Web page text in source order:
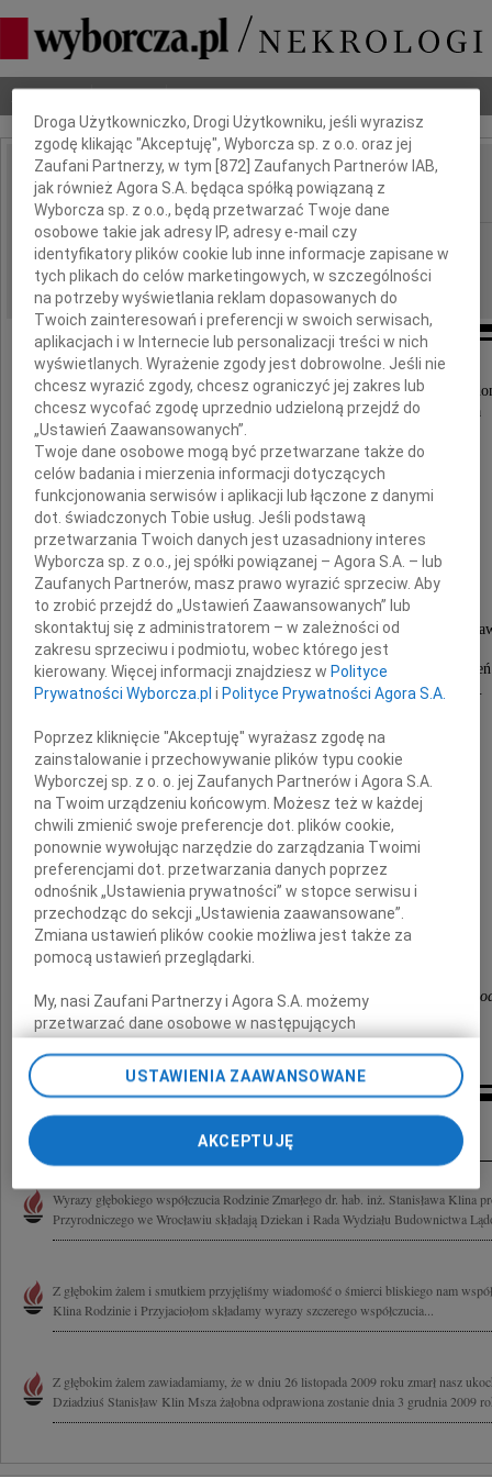
Nekrologi Odeszli Poradnik pogrzebowy
IMIĘ I NAZWISKO: Stanisław Klin
REGION: Wrocław
DATA EMISJI: 01.12.2009
Z prawdziwym żalem i smutkiem przyjęliśmy
o śmierci naszego Kolegi i Współpracownika
dr. hab. inż.
Stanisława Klina
profesora Uniwersytetu Przyrodniczego we
nieodżałowanego nauczyciela i wychowawcy wielu
wybitnego specjalisty z zakresu budownictwa.
Rodzinie i Najbliższym
składamy
wyrazy szczerego współczucia
Dyrektor, koledzy i współpracownicy
z Instytutu Inżynierii Środowiska
Wydziału Inżynierii Kształtowania Środowiska i
Uniwersytetu Przyrodniczego we Wrocławiu
Inne kondolencje
Wyrazy głębokiego współczucia Rodzinie Zmarłego dr. hab. inż. Stanisława Klina
Przyrodniczego we Wrocławiu składają Dziekan i Rada Wydziału Budownictwa
Z głębokim żalem i smutkiem przyjęliśmy wiadomość o śmierci bliskiego nam
Klina Rodzinie i Przyjaciołom składamy wyrazy szczerego współczucia...
Z głębokim żalem zawiadamiamy, że w dniu 26 listopada 2009 roku zmarł nasz
Dziadziuś Stanisław Klin Msza żałobna odprawiona zostanie dnia 3 grudnia 2009
Dbamy o Twoją prywatność
Droga Użytkowniczko, Drogi Użytkowniku, jeśli wyrazisz
zgodę klikając "Akceptuję", Wyborcza sp. z o.o. oraz jej
Zaufani Partnerzy, w tym [872 ] Zaufanych Partnerów IAB,
jak również Agora S.A. będąca spółką powiązaną z
Wyborcza sp. z o.o., będą przetwarzać Twoje dane
osobowe takie jak adresy IP, adresy e-mail czy
identyfikatory plików cookie lub inne informacje zapisane w
tych plikach do celów marketingowych, w szczególności
na potrzeby wyświetlania reklam dopasowanych do
Twoich zainteresowań i preferencji w swoich serwisach,
aplikacjach i w Internecie lub personalizacji treści w nich
wyświetlanych. Wyrażenie zgody jest dobrowolne. Jeśli nie
chcesz wyrazić zgody, chcesz ograniczyć jej zakres lub
chcesz wycofać zgodę uprzednio udzieloną przejdź do
„Ustawień Zaawansowanych”.
Twoje dane osobowe mogą być przetwarzane także do
celów badania i mierzenia informacji dotyczących
funkcjonowania serwisów i aplikacji lub łączone z danymi
dot. świadczonych Tobie usług. Jeśli podstawą
przetwarzania Twoich danych jest uzasadniony interes
Wyborcza sp. z o.o., jej spółki powiązanej – Agora S.A. – lub
Zaufanych Partnerów, masz prawo wyrazić sprzeciw. Aby
to zrobić przejdź do „Ustawień Zaawansowanych” lub
skontaktuj się z administratorem – w zależności od
zakresu sprzeciwu i podmiotu, wobec którego jest
kierowany. Więcej informacji znajdziesz w Polityce
Prywatności Wyborcza.pl i Polityce Prywatności Agora S.A.
Poprzez kliknięcie "Akceptuję" wyrażasz zgodę na
zainstalowanie i przechowywanie plików typu cookie
Wyborczej sp. z o. o. jej Zaufanych Partnerów i Agora S.A.
na Twoim urządzeniu końcowym. Możesz też w każdej
chwili zmienić swoje preferencje dot. plików cookie,
ponownie wywołując narzędzie do zarządzania Twoimi
preferencjami dot. przetwarzania danych poprzez
odnośnik „Ustawienia prywatności” w stopce serwisu i
przechodząc do sekcji „Ustawienia zaawansowane”.
Zmiana ustawień plików cookie możliwa jest także za
pomocą ustawień przeglądarki.
My, nasi Zaufani Partnerzy i Agora S.A. możemy
przetwarzać dane osobowe w następujących
Aktywne skanowanie charakterystyki urządzenia do celów
identyfikacji. Przechowywanie informacji na urządzeniu lub
dostęp do nich. Spersonalizowane reklamy i treści, pomiar
reklam i treści, badnie odbiorców i ulepszanie usług.
Lista Zaufanych Partnerów
USTAWIENIA ZAAWANSOWANE
AKCEPTUJĘ